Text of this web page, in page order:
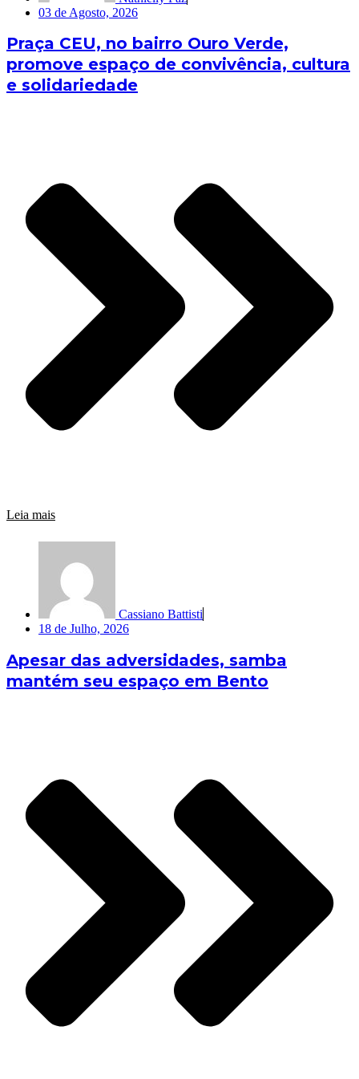
03 de Agosto, 2026
Praça CEU, no bairro Ouro Verde,
promove espaço de convivência, cultura
e solidariedade
Leia mais
Cassiano Battisti
18 de Julho, 2026
Apesar das adversidades, samba
mantém seu espaço em Bento